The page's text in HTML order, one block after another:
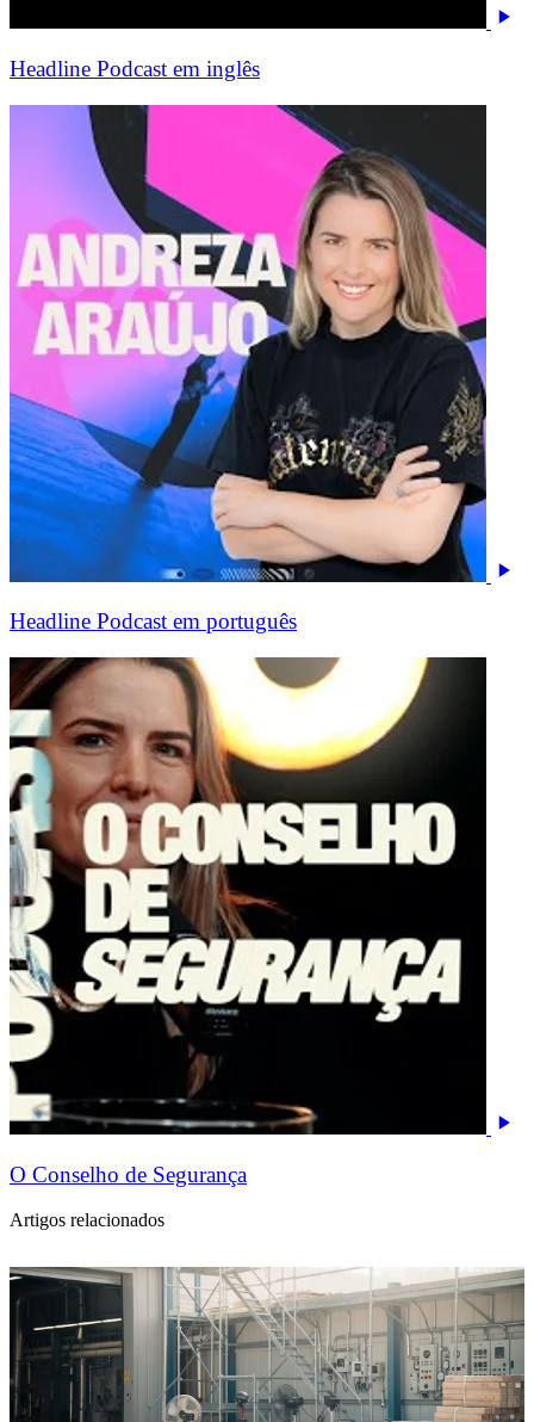
Headline Podcast em inglês
Headline Podcast em português
O Conselho de Segurança
Artigos relacionados